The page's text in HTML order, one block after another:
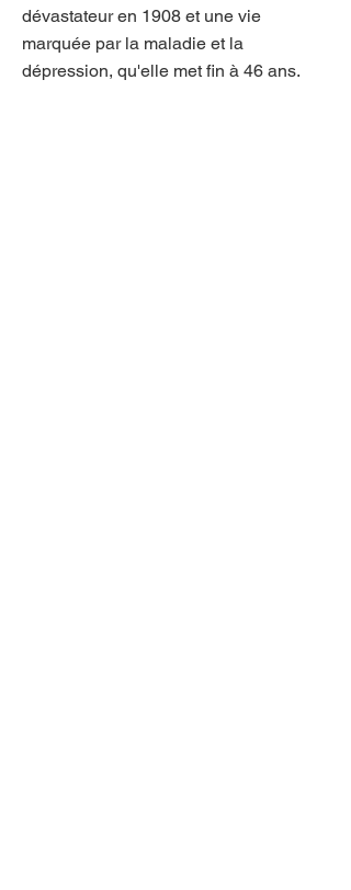
dévastateur en 1908 et une vie
marquée par la maladie et la
dépression, qu'elle met fin à 46 ans.